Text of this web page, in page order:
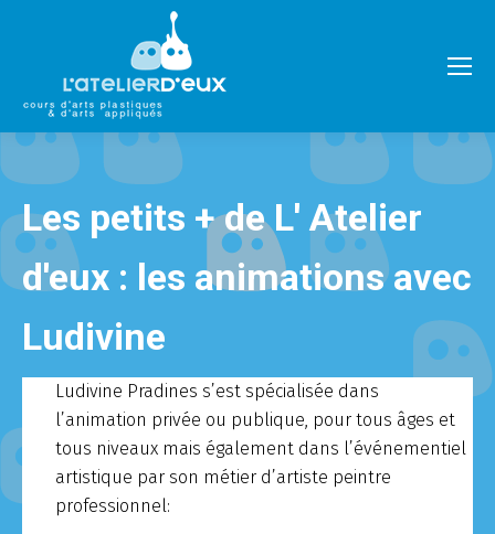
Les petits + de L' Atelier
d'eux : les animations avec
Ludivine
Ludivine Pradines s’est spécialisée dans
l’animation privée ou publique, pour tous âges et
tous niveaux mais également dans l’événementiel
artistique par son métier d’artiste peintre
professionnel: